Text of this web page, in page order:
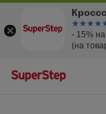
- 15%
(на